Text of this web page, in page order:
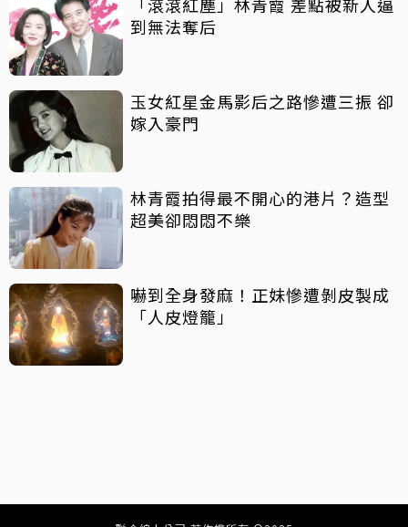
到無法奪后
玉女紅星金馬影后之路慘遭三振 卻
嫁入豪門
林青霞拍得最不開心的港片？造型
超美卻悶悶不樂
嚇到全身發麻！正妹慘遭剝皮製成
「人皮燈籠」